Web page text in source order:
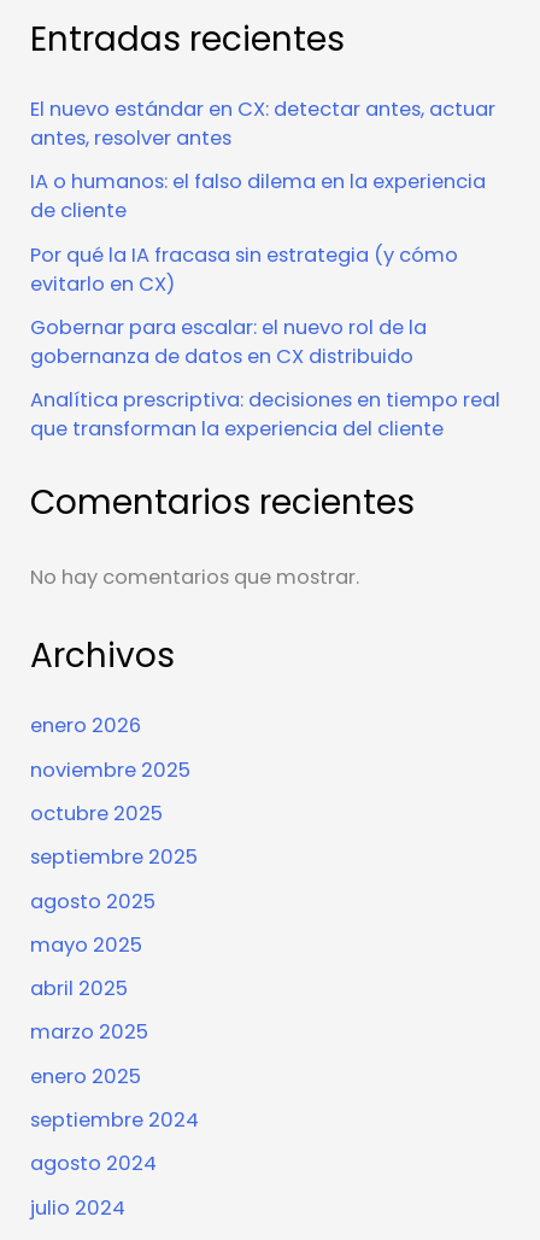
Entradas recientes
El nuevo estándar en CX: detectar antes, actuar
antes, resolver antes
IA o humanos: el falso dilema en la experiencia
de cliente
Por qué la IA fracasa sin estrategia (y cómo
evitarlo en CX)
Gobernar para escalar: el nuevo rol de la
gobernanza de datos en CX distribuido
Analítica prescriptiva: decisiones en tiempo real
que transforman la experiencia del cliente
Comentarios recientes
No hay comentarios que mostrar.
Archivos
enero 2026
noviembre 2025
octubre 2025
septiembre 2025
agosto 2025
mayo 2025
abril 2025
marzo 2025
enero 2025
septiembre 2024
agosto 2024
julio 2024